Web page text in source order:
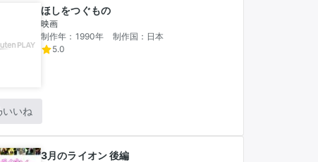
ほしをつぐもの
映画
制作年：1990年
制作国：日本
5.0
いいね
3月のライオン 後編